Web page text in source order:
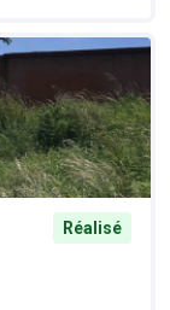
Réalisé